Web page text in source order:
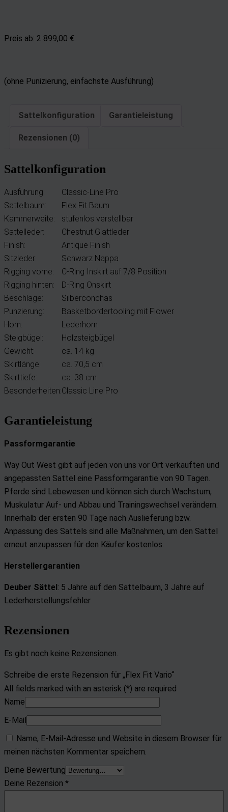
Preis ab: 2 899,00 €
(ohne Punizierung, einfachste Ausführung)
Sattelkonfiguration Garantieleistung
Rezensionen (0)
Sattelkonfiguration
Ausführung:
Classic-Line Pro
Sattelbaum:
Flex Fit Baum
Kammerweite:
stufenlos verstellbar
Sattelleder:
Chestnut Glattleder
Finish:
Antique Finish
Sitzleder:
Schwarz Nappa
Rigging vorne:
C-Ring Inskirt auf 7/8 Position
Rigging hinten:
D-Ring Onskirt
Beschläge:
Silberconchas
Punzierung:
Basketbordertooling mit Flower
Horn:
Lederhorn
Steigbügel:
Holzsteigbügel
Gewicht:
ca. 14 kg
Skirtlänge:
ca. 70,5 cm
Skirttiefe:
ca. 38 cm
Besonderheiten:Classic Line Pro
Garantieleistung
Passformgarantie
Way Out West gibt auf jeden von uns vor Ort verkauften und
angepassten Sattel eine Passformgarantie von 90 Tagen.
Pferde sind Lebewesen und können sich durch Wachstum,
Muskulatur Auf- und Abbau und Trainingswechsel verändern.
Innerhalb der ersten 90 Tage nach Auslieferung bzw.
Anpassung des Sattels sind alle Maßnahmen, um den Sattel
erneut anzupassen für den Käufer kostenlos.
Herstellergarantien
Deuber Sättel: 5 Jahre auf den Sattelbaum, 3 Jahre auf
Lederherstellungsfehler
Rezensionen
Es gibt noch keine Rezensionen.
Schreibe die erste Rezension für „Flex Fit Vario“
All fields marked with an asterisk (*) are required
Name
E-Mail
Name, E-Mail-Adresse und Website in diesem Browser für
meinen nächsten Kommentar speichern.
Deine Bewertung
Deine Rezension *